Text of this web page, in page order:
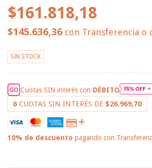
$161.818,18
$145.636,36 con Transferencia o
SIN STOCK
Cuotas SIN interés con DÉBITO
6 CUOTAS SIN INTERÉS DE $26.969,70
10% de descuento pagando con